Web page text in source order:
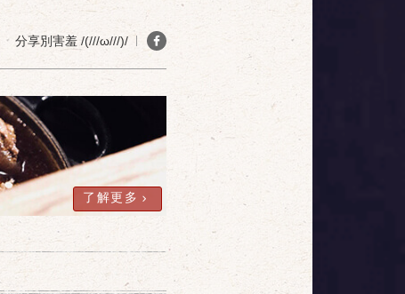
分享別害羞 /(///ω///)/
了解更多